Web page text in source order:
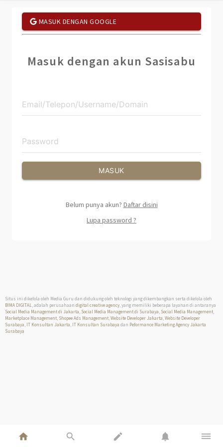
home search edit notifications dehaze
MASUK DENGAN GOOGLE
Masuk dengan akun Sasisabu
MASUK
Belum punya akun? Daftar disini
Lupa password ?
Situs ini dikelola oleh Media Guru dan didukung oleh teknologi yang dikembangkan serta dikelola oleh
BIMA DIGITAL
, adalah perusahaan digital creative agency , yang memiliki beberapa layanan di antaranya
Social Media Management di Jakarta Social Media Management di Surabaya Social Media Management
Marketplace Management Shopee Ads Management Website Developer Jakarta Website Developer
Surabaya IT Konsultan Jakarta IT Konsultan Surabaya dan Peformance Marketing Agency Jakarta
Surabaya